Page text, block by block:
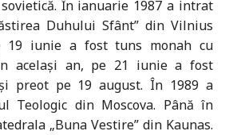
Ȋn ianuarie 1987 a intrat
Duhului Sfânt” din Vilnius
19 iunie a fost tuns monah cu
acelaşi an, pe 21 iunie a fost
preot pe 19 august. În 1989 a
Teologic din Moscova. Până în
„Buna Vestire” din Kaunas.